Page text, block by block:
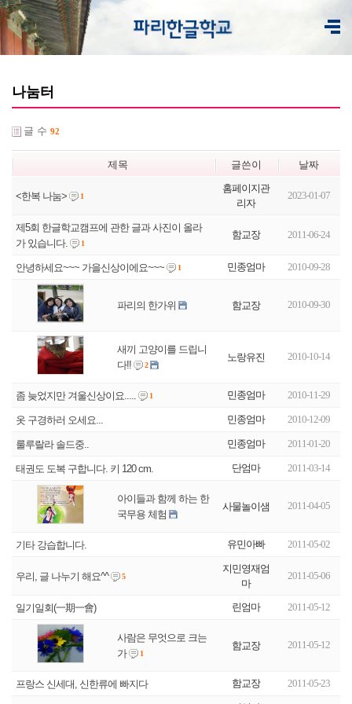
나눔터
글 수 92
제목 글쓴이 날짜
<한복 나눔> 1
홈페이지관
리자
2023-01-07
제5회 한글학교캠프에 관한 글과 사진이 올라
가 있습니다.
1
함교장 2011-06-24
안녕하세요~~~ 가을신상이에요~~~ 1 민종엄마 2010-09-28
파리의 한가위 함교장 2010-09-30
새끼 고양이를 드립니
다!!
2
노랑유진 2010-10-14
좀 늦었지만 겨울신상이요..... 1 민종엄마 2010-11-29
옷 구경하러 오세요... 민종엄마 2010-12-09
룰루랄라 솔드중.. 민종엄마 2011-01-20
태권도 도복 구합니다. 키 120 cm. 단엄마 2011-03-14
아이들과 함께 하는 한
국무용 체험
사물놀이샘 2011-04-05
기타 강습합니다. 유민아빠 2011-05-02
우리, 글 나누기 해요^^ 5
지민영재엄
마
2011-05-06
일기일회(一期一會) 린엄마 2011-05-12
사람은 무엇으로 크는
가
1
함교장 2011-05-12
프랑스 신세대, 신한류에 빠지다 함교장 2011-05-23